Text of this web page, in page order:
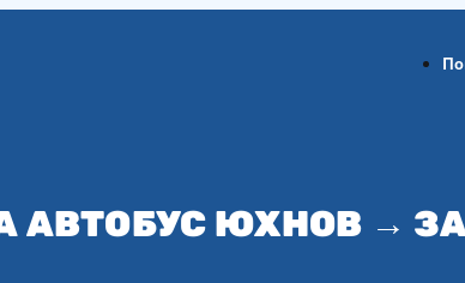
АВТОБУС ЮХНОВ →